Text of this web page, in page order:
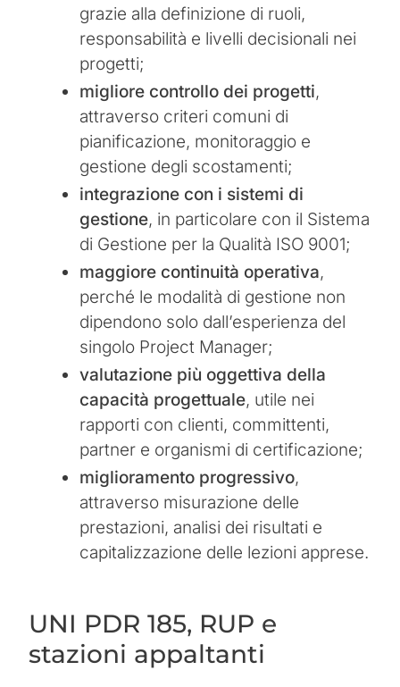
grazie alla definizione di ruoli,
responsabilità e livelli decisionali nei
progetti;
migliore controllo dei progetti,
attraverso criteri comuni di
pianificazione, monitoraggio e
gestione degli scostamenti;
integrazione con i sistemi di
gestione, in particolare con il Sistema
di Gestione per la Qualità ISO 9001;
maggiore continuità operativa,
perché le modalità di gestione non
dipendono solo dall’esperienza del
singolo Project Manager;
valutazione più oggettiva della
capacità progettuale, utile nei
rapporti con clienti, committenti,
partner e organismi di certificazione;
miglioramento progressivo,
attraverso misurazione delle
prestazioni, analisi dei risultati e
capitalizzazione delle lezioni apprese.
UNI PDR 185, RUP e
stazioni appaltanti